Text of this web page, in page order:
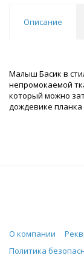
Описание
Малыш Басик в
непромокаемой
который можно
дождевике планка
О компании
Политика